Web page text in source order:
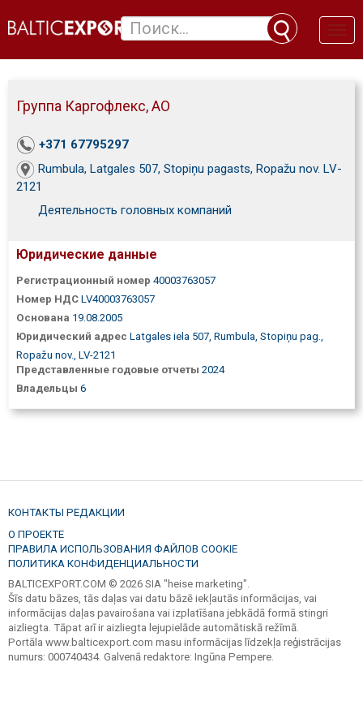
Группа Каргофлекс, АО
+371 67795297
Rumbula, Latgales 507, Stopiņu pagasts, Ropažu nov. LV-
2121
Деятельность головных компаний
Юридические данные
Регистрационный номер 40003763057
Номер НДС LV40003763057
Основана 19.08.2005
Юридический адрес Latgales iela 507, Rumbula, Stopiņu pag.,
Ropažu nov., LV-2121
Представленные годовые отчеты 2024
Владельцы 6
КОНТАКТЫ РЕДАКЦИИ
О ПРОЕКТЕ
ПРАВИЛА ИСПОЛЬЗОВАНИЯ ФАЙЛОВ COOKIE
ПОЛИТИКА КОНФИДЕНЦИАЛЬНОСТИ
BALTICEXPORT.COM © 2026 SIA "heise marketing".
Šīs datu bāzes, tās daļas vai datu bāzē iekļautās informācijas, vai
informācijas daļas pavairošana vai izplatīšana jebkādā formā stingri
aizliegta. Tāpat arī ir aizliegta lejupielāde automātiskā režīmā.
Portāla www.balticexport.com masu informācijas līdzekļa reģistrācijas
numurs: 000740434. Galvenā redaktore: Ingūna Pempere.